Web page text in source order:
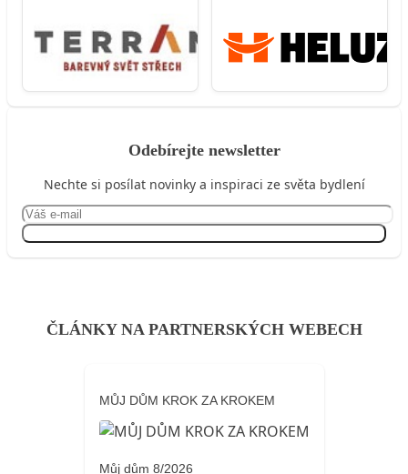
Odebírejte newsletter
Nechte si posílat novinky a inspiraci ze světa bydlení
ČLÁNKY NA PARTNERSKÝCH WEBECH
MŮJ DŮM KROK ZA KROKEM
Můj dům 8/2026